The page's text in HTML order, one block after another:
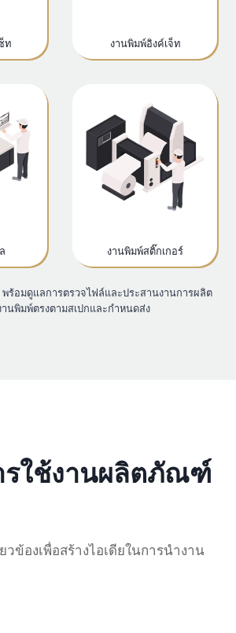
ท งานพิมพ์อิงค์เจ็ท
งานพิมพ์สติ๊กเกอร์
ร้อมดูแลการตรวจไฟล์และประสานงานการผลิต
านพิมพ์ตรงตามสเปกและกำหนดส่ง
รใช้งานผลิตภัณฑ์
ข้องเพื่อสร้างไอเดียในการนำงาน